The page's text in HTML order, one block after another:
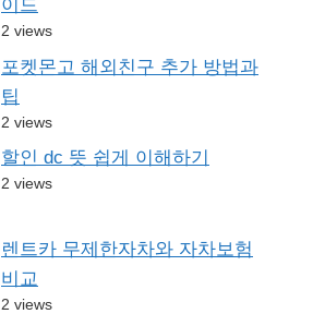
이드
2 views
포켓몬고 해외친구 추가 방법과
팁
2 views
할인 dc 뜻 쉽게 이해하기
2 views
렌트카 무제한자차와 자차보험
비교
2 views